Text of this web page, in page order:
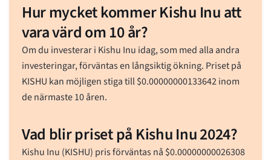
Hur mycket kommer Kishu Inu att
vara värd om 10 år?
Om du investerar i Kishu Inu idag, som med alla andra
investeringar, förväntas en långsiktig ökning. Priset på
KISHU kan möjligen stiga till$0.00000000133642inom
de närmaste 10 åren.
Vad blir priset på Kishu Inu 2024?
Kishu Inu (KISHU) pris förväntas nå $0.00000000026308